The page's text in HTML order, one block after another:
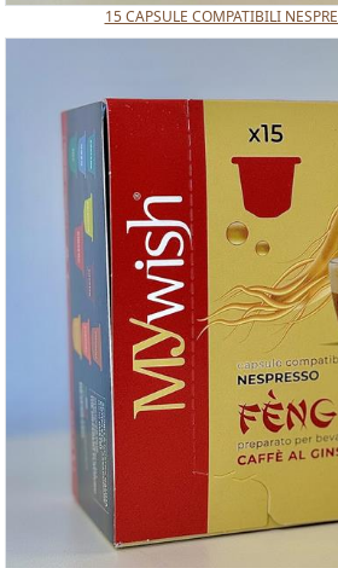
15 CAPSULE COMPATIBILI